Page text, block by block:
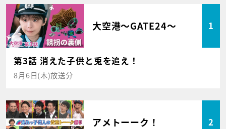
大空港～GATE24～ 1
第3話 消えた子供と兎を追え！
8月6日(木)放送分
アメトーーク！ 2